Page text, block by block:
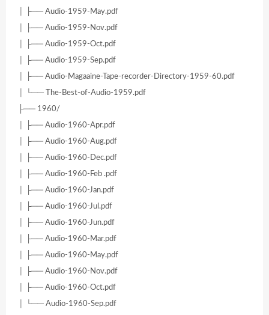
│ ├── Audio-1959-May.pdf
│ ├── Audio-1959-Nov.pdf
│ ├── Audio-1959-Oct.pdf
│ ├── Audio-1959-Sep.pdf
│ ├── Audio-Magaaine-Tape-recorder-Directory-1959-60.pdf
│ └── The-Best-of-Audio-1959.pdf
├── 1960/
│ ├── Audio-1960-Apr.pdf
│ ├── Audio-1960-Aug.pdf
│ ├── Audio-1960-Dec.pdf
│ ├── Audio-1960-Feb .pdf
│ ├── Audio-1960-Jan.pdf
│ ├── Audio-1960-Jul.pdf
│ ├── Audio-1960-Jun.pdf
│ ├── Audio-1960-Mar.pdf
│ ├── Audio-1960-May.pdf
│ ├── Audio-1960-Nov.pdf
│ ├── Audio-1960-Oct.pdf
│ └── Audio-1960-Sep.pdf